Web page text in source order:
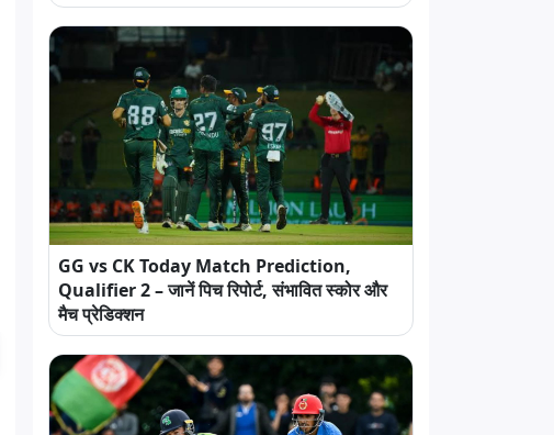
GG vs CK Today Match Prediction,
Qualifier 2 – जानें पिच रिपोर्ट, संभावित स्कोर और
मैच प्रेडिक्शन